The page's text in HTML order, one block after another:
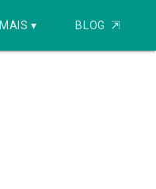
MAIS ▾ BLOG ⇱